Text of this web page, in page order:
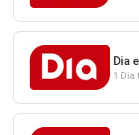
Dia
1 Dia